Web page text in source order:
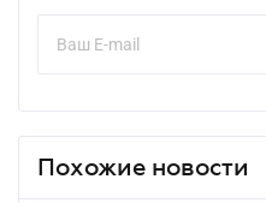
Похожие новости